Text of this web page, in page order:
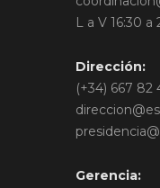
L a V 16:30 a
Dirección:
(+34) 667 82
Gerencia: